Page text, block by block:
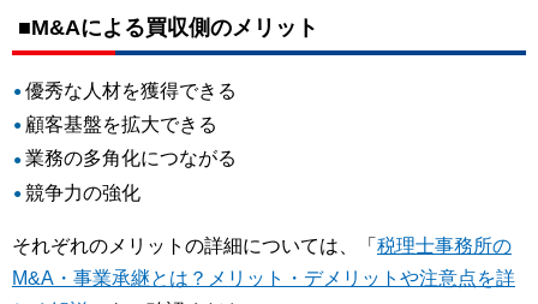
■M&Aによる買収側のメリット
優秀な人材を獲得できる
顧客基盤を拡大できる
業務の多角化につながる
競争力の強化
それぞれのメリットの詳細については、「 税理士事務所の
M&A・事業承継とは？メリット・デメリットや注意点を詳